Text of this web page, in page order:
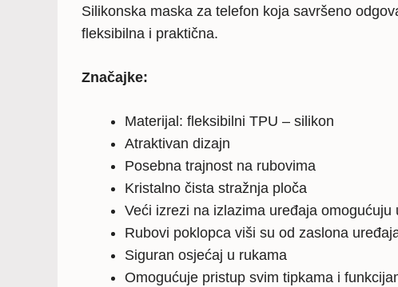
Silikonska maska za telefon koja savršeno
fleksibilna i praktična.
Značajke:
Materijal: fleksibilni TPU – silikon
Atraktivan dizajn
Posebna trajnost na rubovima
Kristalno čista stražnja ploča
Veći izrezi na izlazima uređaja
Rubovi poklopca viši su od zaslona
Siguran osjećaj u rukama
Omogućuje pristup svim tipkama i